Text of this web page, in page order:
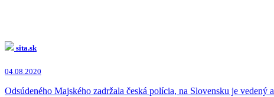
sita.sk
04.08.2020
Odsúdeného Majského zadržala česká polícia, na Slovensku je vedený